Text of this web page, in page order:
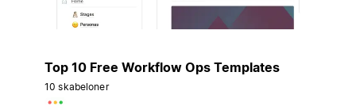
Top 10 Free Workflow Ops Templates
10 skabeloner